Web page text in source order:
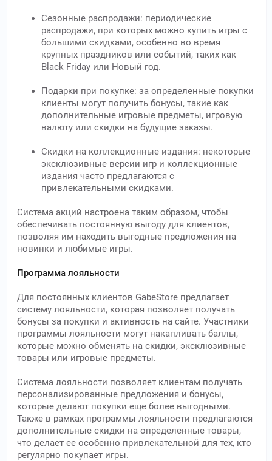
Сезонные распродажи: периодические
распродажи, при которых можно купить игры с
большими скидками, особенно во время
крупных праздников или событий, таких как
Black Friday или Новый год.
Подарки при покупке: за определенные покупки
клиенты могут получить бонусы, такие как
дополнительные игровые предметы, игровую
валюту или скидки на будущие заказы.
Скидки на коллекционные издания: некоторые
эксклюзивные версии игр и коллекционные
издания часто предлагаются с
привлекательными скидками.
Система акций настроена таким образом, чтобы
обеспечивать постоянную выгоду для клиентов,
позволяя им находить выгодные предложения на
новинки и любимые игры.
Программа лояльности
Для постоянных клиентов GabeStore предлагает
систему лояльности, которая позволяет получать
бонусы за покупки и активность на сайте. Участники
программы лояльности могут накапливать баллы,
которые можно обменять на скидки, эксклюзивные
товары или игровые предметы.
Система лояльности позволяет клиентам получать
персонализированные предложения и бонусы,
которые делают покупки еще более выгодными.
Также в рамках программы лояльности предлагаются
дополнительные скидки на определенные товары,
что делает ее особенно привлекательной для тех, кто
регулярно покупает игры.